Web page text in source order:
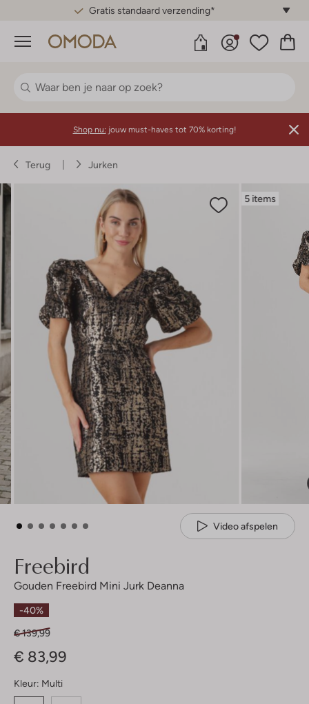
Gratis standaard verzending*
Menu
Shop nu: jouw must-haves tot 70% korting!
Terug Jurken
5 items
Video afspelen
Freebird
Gouden Freebird Mini Jurk Deanna
-40%
€ 139,99
€ 83,99
Kleur: Multi